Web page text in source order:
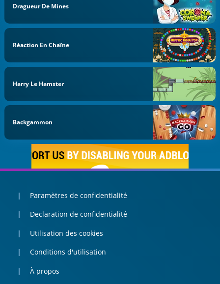
Dragueur De Mines
Réaction En Chaîne
Harry Le Hamster
Backgammon
Paramètres de confidentialité
Declaration de confidentialité
Utilisation des cookies
Conditions d'utilisation
À propos